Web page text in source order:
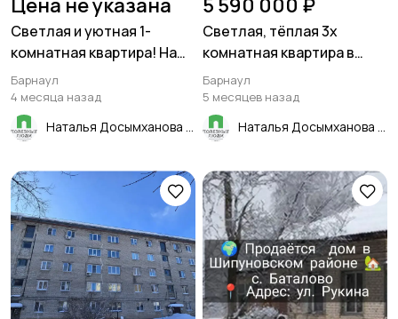
Цена не указана
Светлая и уютная 1-
комнатная квартира! На
втором, удобном этаже! В
тёплом кирпичном доме!
Барнаул
4 месяца назад
Наталья Досымханова
5 590 000 ₽
Светлая, тёплая 3х
комнатная квартира в
Барнауле! В отличном
месте - район Огней!
Барнаул
5 месяцев назад
Наталья Досымханова